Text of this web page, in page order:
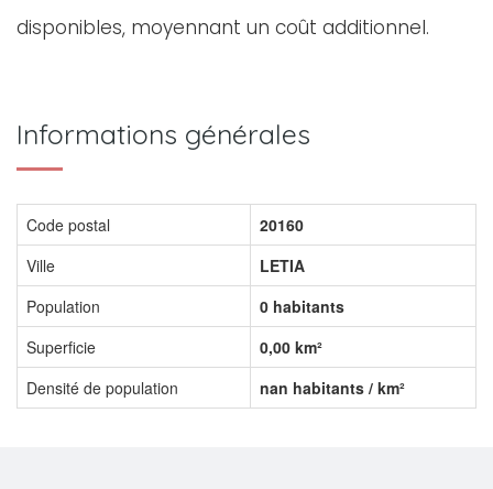
disponibles, moyennant un coût additionnel.
Informations générales
Code postal
20160
Ville
LETIA
Population
0 habitants
Superficie
0,00 km²
Densité de population
nan habitants / km²